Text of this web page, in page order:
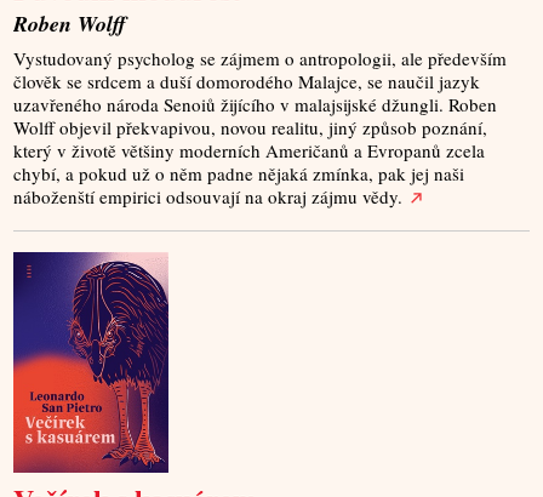
Roben Wolff
Vystudovaný psycholog se zájmem o antropologii, ale především
člověk se srdcem a duší domorodého Malajce, se naučil jazyk
uzavřeného národa Senoiů žijícího v malajsijské džungli. Roben
Wolff objevil překvapivou, novou realitu, jiný způsob poznání,
který v životě většiny moderních Američanů a Evropanů zcela
chybí, a pokud už o něm padne nějaká zmínka, pak jej naši
náboženští empirici odsouvají na okraj zájmu vědy.